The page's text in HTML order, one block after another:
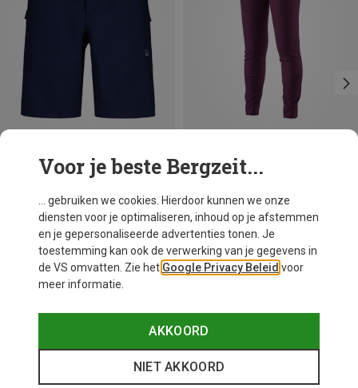
Je bespaart 31% Je bespaart 27%
Voor je beste Bergzeit...
... gebruiken we cookies. Hierdoor kunnen we onze
diensten voor je optimaliseren, inhoud op je afstemmen
en je gepersonaliseerde advertenties tonen. Je
toestemming kan ook de verwerking van je gegevens in
de VS omvatten. Zie het Google Privacy Beleid voor
meer informatie.
AKKOORD
NIET AKKOORD